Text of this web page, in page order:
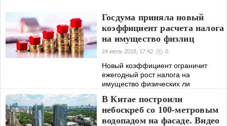
Госдума приняла новый
коэффициент расчета налога
на имущество физлиц
24 июль 2018, 17:42 0
Новый коэффициент ограничит
ежегодный рост налога на
имущество физических ли
В Китае построили
небоскреб со 100-метровым
водопадом на фасаде. Видео